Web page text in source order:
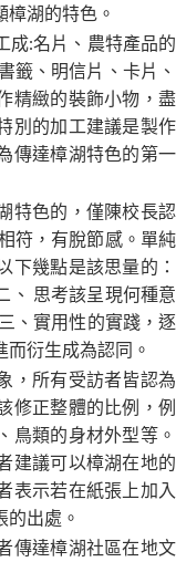
湖的特色。
成:名片、農特產品的
籤、明信片、卡片、
精緻的裝飾小物，盡
別的加工建議是製作
傳達樟湖特色的第一
特色的，僅陳校長認
符，有脫節感。單純
下幾點是該思量的：
、 思考該呈現何種意
、實用性的實踐，逐
衍生成為認同。
，所有受訪者皆認為
修正整體的比例，例
鳥類的身材外型等。
建議可以樟湖在地的
表示若在紙張上加入
出處。
傳達樟湖社區在地文